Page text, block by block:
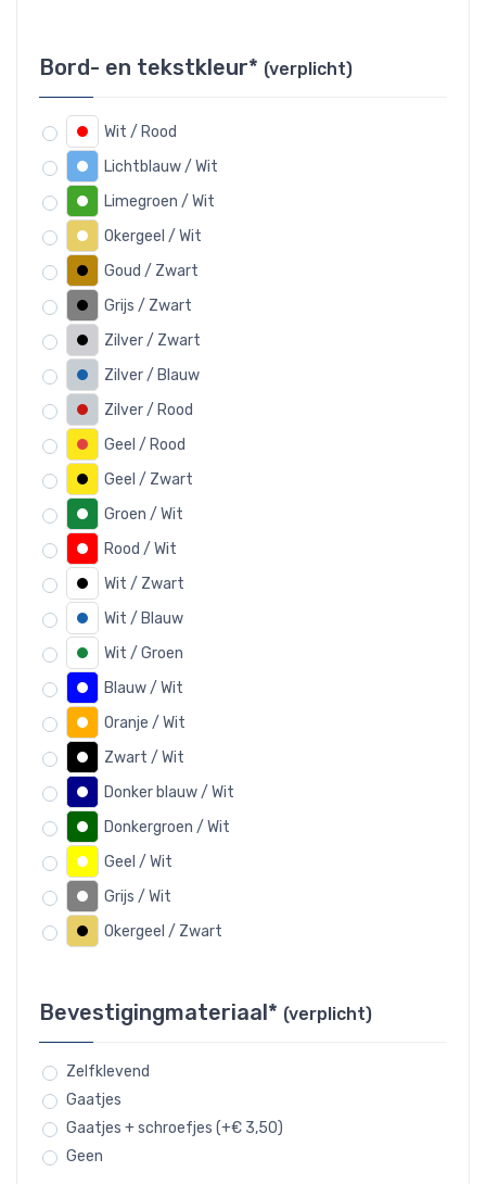
Bord- en tekstkleur* (verplicht)
Wit / Rood
Lichtblauw / Wit
Limegroen / Wit
Okergeel / Wit
Goud / Zwart
Grijs / Zwart
Zilver / Zwart
Zilver / Blauw
Zilver / Rood
Geel / Rood
Geel / Zwart
Groen / Wit
Rood / Wit
Wit / Zwart
Wit / Blauw
Wit / Groen
Blauw / Wit
Oranje / Wit
Zwart / Wit
Donker blauw / Wit
Donkergroen / Wit
Geel / Wit
Grijs / Wit
Okergeel / Zwart
Bevestigingmateriaal* (verplicht)
Zelfklevend
Gaatjes
Gaatjes + schroefjes (+€ 3,50)
Geen